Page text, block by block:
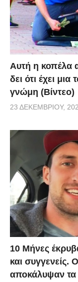
Αυτή η κοπέλα
δει ότι έχει
γνώμη (Βίντεο)
23 ΔΕΚΕΜΒΡΊΟΥ,
10 Μήνες
και συγγενείς.
αποκάλυψαν τα